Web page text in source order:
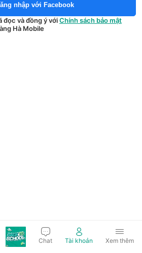
nhập với Facebook
đọc và đồng ý vớiChính sách bảo mật
Hà Mobile
Chat Tài khoản Xem thêm